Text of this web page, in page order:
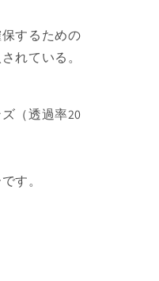
するための
れている。
（透過率20
す。